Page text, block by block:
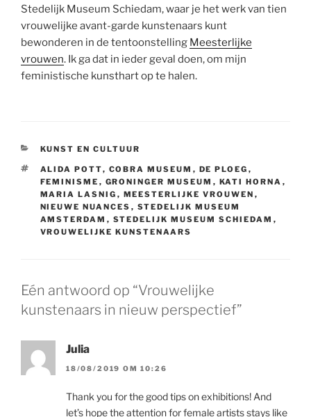
Stedelijk Museum Schiedam, waar je het werk van tien
vrouwelijke avant-garde kunstenaars kunt
bewonderen in de tentoonstelling Meesterlijke
vrouwen. Ik ga dat in ieder geval doen, om mijn
feministische kunsthart op te halen.
CATEGORIEËN
KUNST EN CULTUUR
TAGS
ALIDA POTT, COBRA MUSEUM , DE PLOEG ,
FEMINISME , GRONINGER MUSEUM , KATI HORNA ,
MARIA LASNIG , MEESTERLIJKE VROUWEN ,
NIEUWE NUANCES , STEDELIJK MUSEUM
AMSTERDAM , STEDELIJK MUSEUM SCHIEDAM ,
VROUWELIJKE KUNSTENAARS
Eén antwoord op “Vrouwelijke
kunstenaars in nieuw perspectief”
Julia
18/08/2019 OM 10:26
Thank you for the good tips on exhibitions! And
let’s hope the attention for female artists stays like